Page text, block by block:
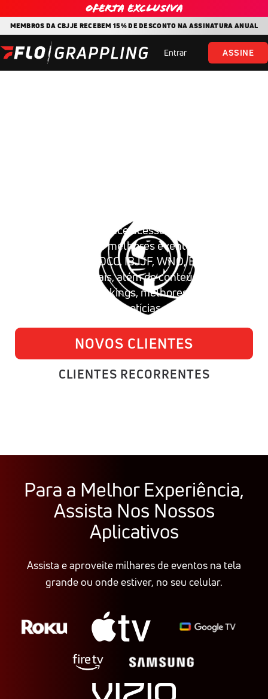
Oferta exclusiva
MEMBROS DA CBJJE RECEBEM 15% DE DESCONTO NA ASSINATURA ANUAL
Entrar ASSINE
O FloGrappling oferece acesso para assistir ao
vivo aos maiores e melhores eventos do Jiu-
Jitsu, incluindo ADCC, IBJJF, WNO, BJJ Stars,
CBJJE e muito mais, além de conteúdo ilimitado
como podcasts, rankings, melhores momentos,
análises de eventos e notícias de última hora.
NOVOS CLIENTES
CLIENTES RECORRENTES
Para a Melhor Experiência,
Assista Nos Nossos
Aplicativos
Assista e aproveite milhares de eventos na tela
grande ou onde estiver, no seu celular.